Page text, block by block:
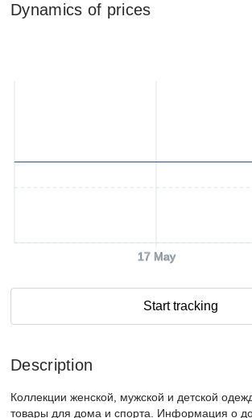
Dynamics of prices
17 May
Start tracking
Description
Коллекции женской, мужской и детской
товары для дома и спорта. Информация о